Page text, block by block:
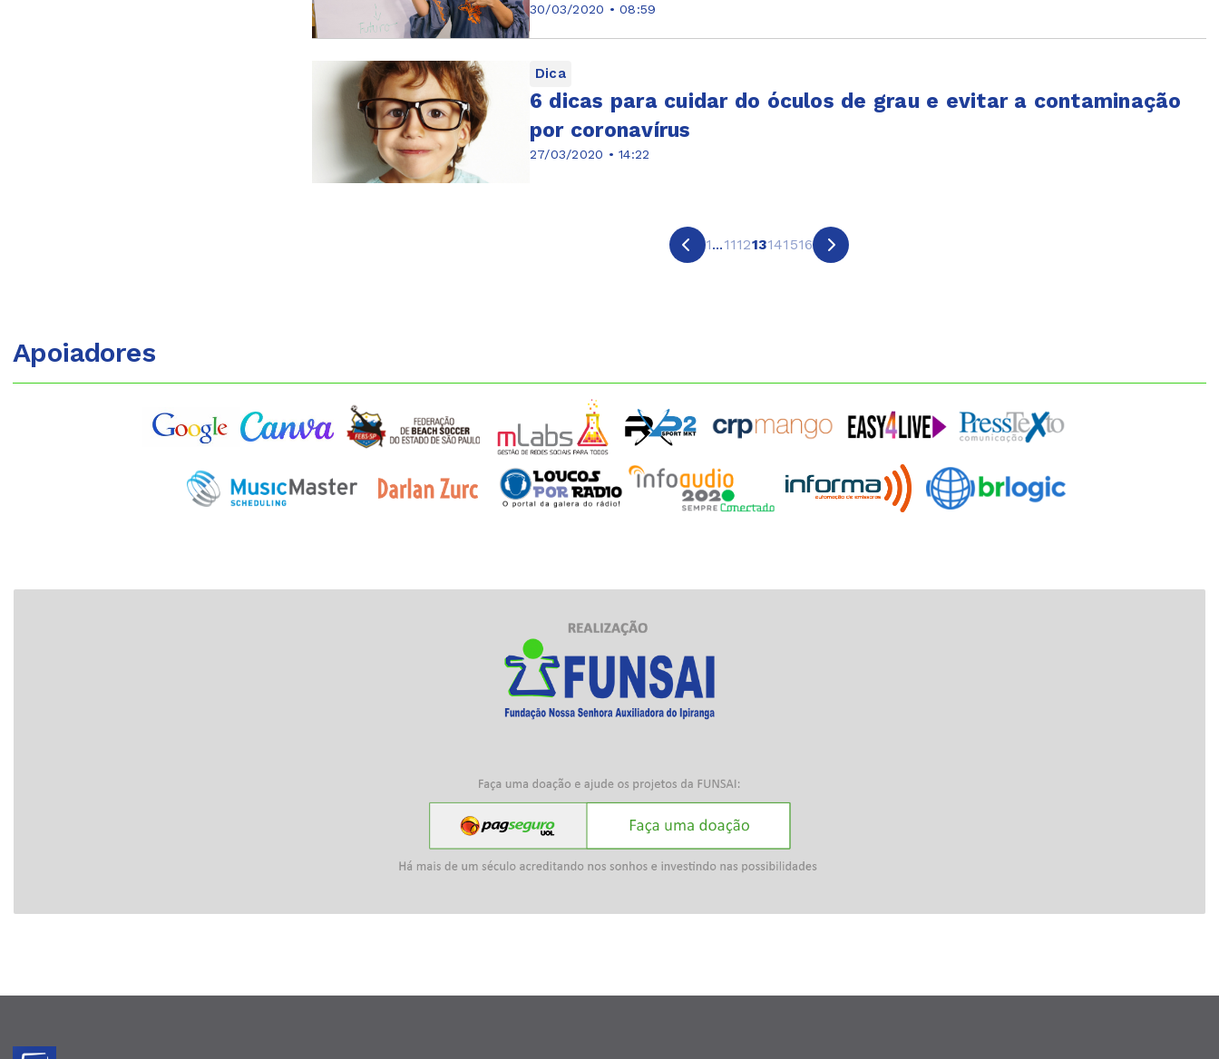
30/03/2020 • 08:59
Dica
27/03/2020 • 14:22
6 dicas para cuidar do óculos de grau e evitar a contaminação
por coronavírus
1...111213141516
Apoiadores